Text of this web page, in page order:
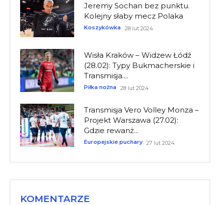
Jeremy Sochan bez punktu.
Kolejny słaby mecz Polaka
Koszykówka 28 lut 2024
Wisła Kraków – Widzew Łódź
(28.02): Typy Bukmacherskie i
Transmisja....
Piłka nożna 28 lut 2024
Transmisja Vero Volley Monza –
Projekt Warszawa (27.02):
Gdzie rewanż...
Europejskie puchary 27 lut 2024
KOMENTARZE